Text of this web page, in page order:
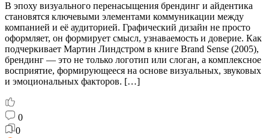
В эпоху визуального перенасыщения брендинг и айдентика
становятся ключевыми элементами коммуникации между
компанией и её аудиторией. Графический дизайн не просто
оформляет, он формирует смысл, узнаваемость и доверие. Как
подчеркивает Мартин Линдстром в книге Brand Sense (2005),
брендинг — это не только логотип или слоган, а комплексное
восприятие, формирующееся на основе визуальных, звуковых
и эмоциональных факторов. […]
0
0